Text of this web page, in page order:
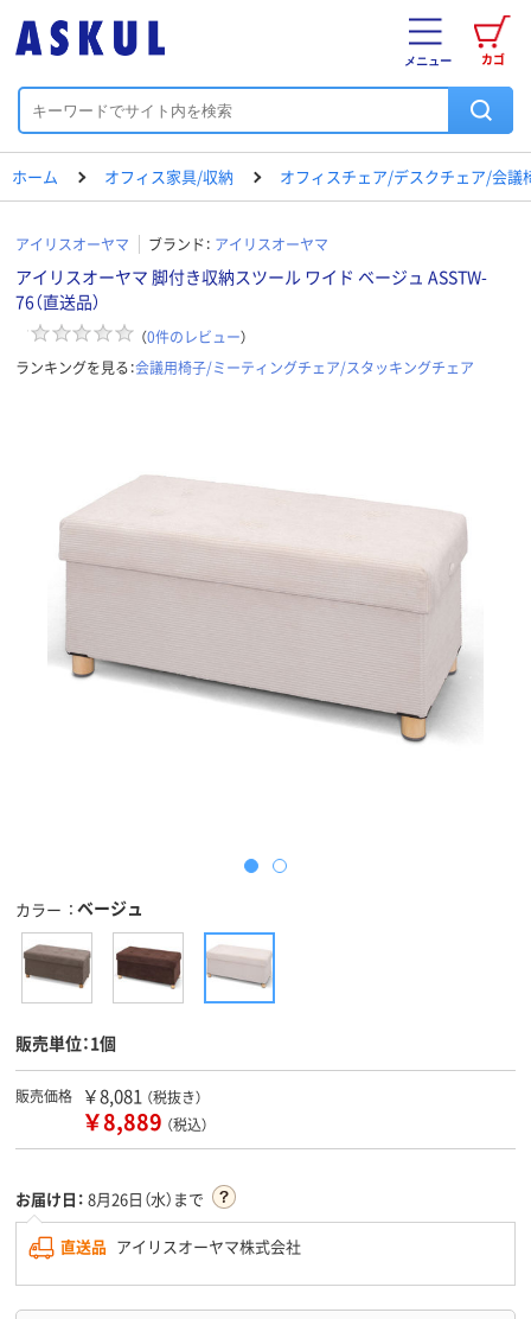
カゴ
メニュー
ホーム オフィス家具/収納 オフィスチェア/デスクチェア/会議
アイリスオーヤマ ブランド： アイリスオーヤマ
アイリスオーヤマ 脚付き収納スツール ワイド ベージュ ASSTW-
76（直送品）
（0件のレビュー）
ランキングを見る：会議用椅子/ミーティングチェア/スタッキングチェア
カラー ベージュ
販売単位：1個
販売価格 ￥8,081 （税抜き）
￥8,889 （税込）
お届け日： 8月26日（水）まで
直送品 アイリスオーヤマ株式会社